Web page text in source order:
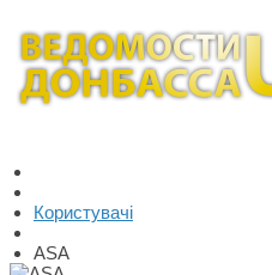
Користувачі
ASA